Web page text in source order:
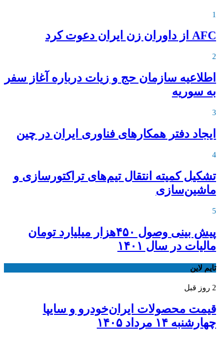
1
AFC از داوران زن ایران دعوت کرد
2
اطلاعیه‌ سازمان حج و زیات درباره آغاز سفر
به سوریه
3
ایجاد دفتر همکارهای فناوری ایران در چین
4
تشکیل کمیته انتقال تیم‌های تراکتورسازی و
ماشین‌سازی
5
پیش بینی وصول ۴۵۰هزار میلیارد تومان
مالیات در سال ۱۴۰۱
تایم لاین
2 روز قبل
قیمت محصولات ایران‌خودرو و سایپا
چهارشنبه ۱۴ مرداد ۱۴۰۵